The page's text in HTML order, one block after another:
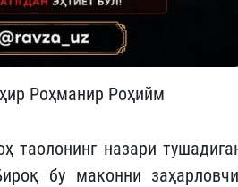
Роҳманир Роҳийм
таолонинг назари
бу маконни